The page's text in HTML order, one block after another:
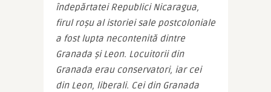
îndepărtatei Republici Nicaragua,
firul roșu al istoriei sale postcoloniale
a fost lupta necontenită dintre
Granada și Leon. Locuitorii din
Granada erau conservatori, iar cei
din Leon, liberali. Cei din Granada